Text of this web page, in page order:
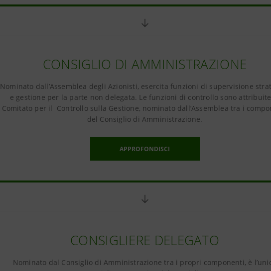
CONSIGLIO DI AMMINISTRAZIONE
Nominato dall’Assemblea degli Azionisti, esercita funzioni di supervisione
e gestione per la parte non delegata. Le funzioni di controllo sono
Comitato per il Controllo sulla Gestione, nominato dall’Assemblea tra i
del Consiglio di Amministrazione.
APPROFONDISCI
CONSIGLIERE DELEGATO
Nominato dal Consiglio di Amministrazione tra i propri componenti, è